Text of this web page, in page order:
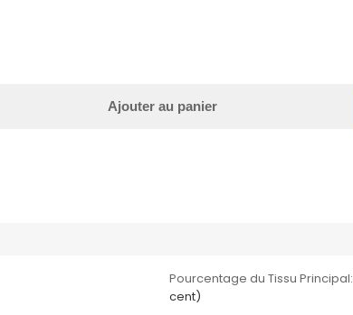
Ajouter au panier
Pourcentage du Tissu Principal:
cent)